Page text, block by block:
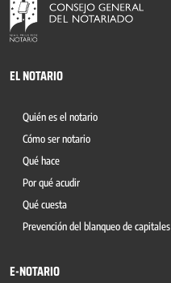
EL NOTARIO
Quién es el notario
Cómo ser notario
Qué hace
Por qué acudir
Qué cuesta
Prevención del blanqueo de capitales
E-NOTARIO